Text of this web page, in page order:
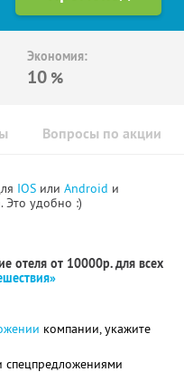
Экономия:
10 %
Вопросы по акции
IOS или Android и
Это удобно :)
отеля от 10000р. для всех
компании, укажите
спецпредложениями